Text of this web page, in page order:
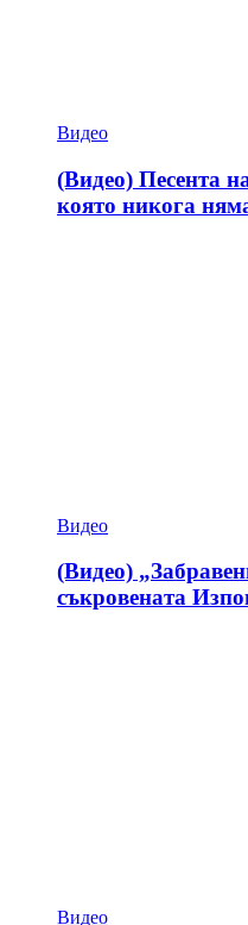
Видео
(Видео) Песента
която никога
Видео
(Видео)
съкровената
Видео